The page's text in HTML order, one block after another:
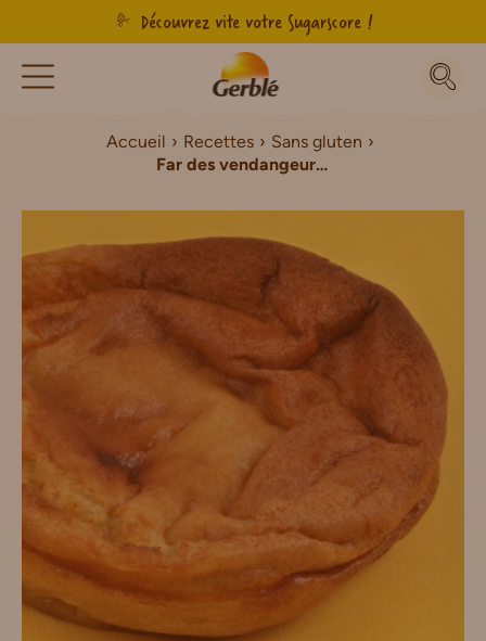
Découvrez vite votre Sugarscore !
Accueil Recettes
Sans gluten
Far des vendangeurs Sans Gluten